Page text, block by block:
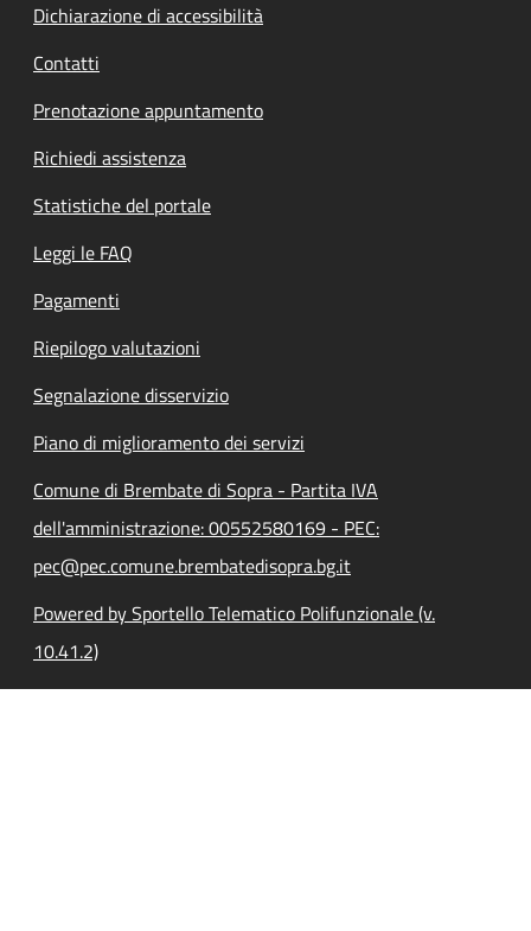
Dichiarazione di accessibilità
Contatti
Prenotazione appuntamento
Richiedi assistenza
Statistiche del portale
Leggi le FAQ
Pagamenti
Riepilogo valutazioni
Segnalazione disservizio
Piano di miglioramento dei servizi
Comune di Brembate di Sopra - Partita IVA
dell'amministrazione: 00552580169 - PEC:
pec@pec.comune.brembatedisopra.bg.it
Powered by Sportello Telematico Polifunzionale (v.
10.41.2)